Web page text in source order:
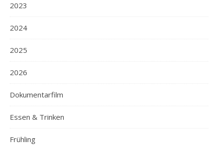
2023
2024
2025
2026
Dokumentarfilm
Essen & Trinken
Frühling